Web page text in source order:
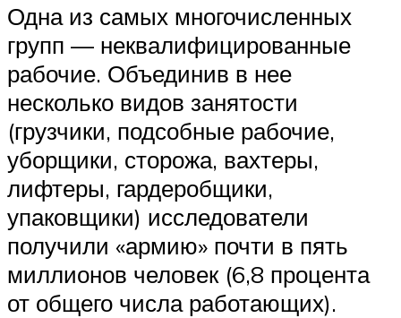
Одна из самых многочисленных
групп — неквалифицированные
рабочие. Объединив в нее
несколько видов занятости
(грузчики, подсобные рабочие,
уборщики, сторожа, вахтеры,
лифтеры, гардеробщики,
упаковщики) исследователи
получили «армию» почти в пять
миллионов человек (6,8 процента
от общего числа работающих).